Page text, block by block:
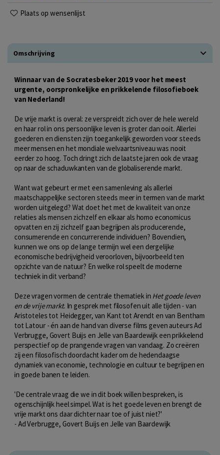
Plaats op wensenlijst
Omschrijving
Winnaar van de Socratesbeker 2019 voor het meest
urgente, oorspronkelijke en prikkelende filosofieboek
van Nederland!
De vrije markt is overal: ze verspreidt zich over de hele wereld
en haar rol in ons persoonlijke leven is groter dan ooit. Allerlei
goederen en diensten zijn toegankelijk geworden voor steeds
meer mensen en het mondiale welvaartsniveau was nooit
eerder zo hoog. Toch dringt zich de laatste jaren ook de vraag
op naar de schaduwkanten van de globaliserende markt.
Want wat gebeurt er met een samenleving als allerlei
maatschappelijke sectoren steeds meer in termen van de markt
worden uitgelegd? Wat doet het met de kwaliteit van onze
relaties als mensen zichzelf en elkaar als homo economicus
opvatten en zij zichzelf gaan begrijpen als producerende,
consumerende en concurrerende individuen? Bovendien,
kunnen we ons op de lange termijn wel een dergelijke
economische bedrijvigheid veroorloven, bijvoorbeeld ten
opzichte van de natuur? En welke rol speelt de moderne
techniek in dit verband?
Deze vragen vormen de centrale thematiek in Het goede leven
en de vrije markt. In gesprek met filosofen uit alle tijden - van
Aristoteles tot Heidegger, van Kant tot Arendt en van Bentham
tot Latour - én aan de hand van diverse films geven auteurs Ad
Verbrugge, Govert Buijs en Jelle van Baardewijk een prikkelend
perspectief op de prangende vragen van vandaag. Zo creëren
zij een filosofisch doordacht kader om de hedendaagse
dynamiek van economie, technologie en cultuur te begrijpen en
in goede banen te leiden.
'De centrale vraag die we in dit boek willen bespreken, is
ogenschijnlijk heel simpel. Wat is het goede leven en brengt de
vrije markt ons daar dichter naar toe of juist niet?'
- Ad Verbrugge, Govert Buijs en Jelle van Baardewijk